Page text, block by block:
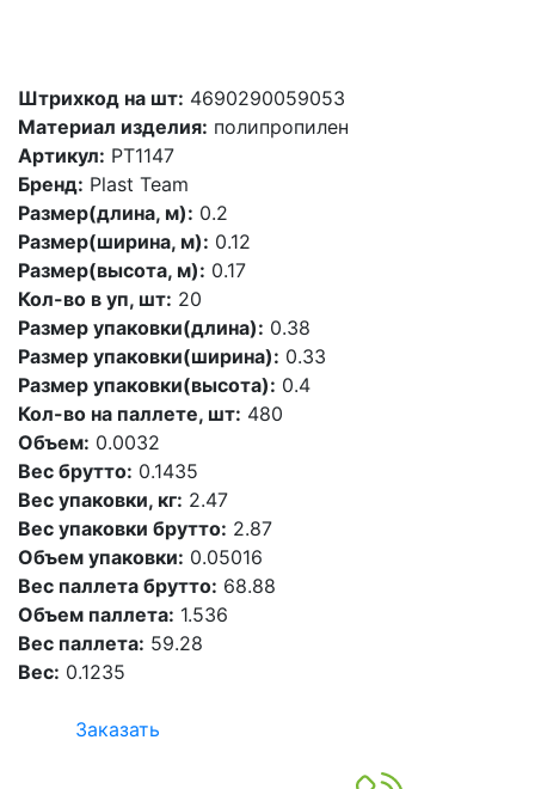
Штрихкод на шт: 4690290059053
Материал изделия: полипропилен
Артикул: PT1147
Бренд: Plast Team
Размер(длина, м): 0.2
Размер(ширина, м): 0.12
Размер(высота, м): 0.17
Кол-во в уп, шт: 20
Размер упаковки(длина): 0.38
Размер упаковки(ширина): 0.33
Размер упаковки(высота): 0.4
Кол-во на паллете, шт: 480
Объем: 0.0032
Вес брутто: 0.1435
Вес упаковки, кг: 2.47
Вес упаковки брутто: 2.87
Объем упаковки: 0.05016
Вес паллета брутто: 68.88
Объем паллета: 1.536
Вес паллета: 59.28
Вес: 0.1235
Заказать